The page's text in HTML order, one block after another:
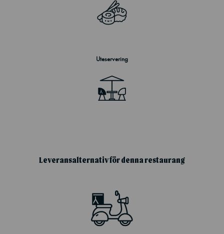
Uteservering
Leveransalternativ för denna restaurang